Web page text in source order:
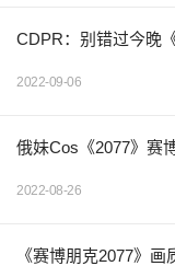
CDPR：别错过今晚
2022-09-06
俄妹Cos《2077》赛
2022-08-26
《赛博朋克2077》